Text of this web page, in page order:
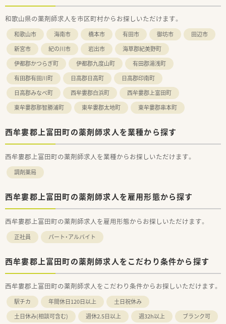
和歌山県の薬剤師求人を市区町村からお探しいただけます。
和歌山市 海南市 橋本市 有田市 御坊市
田辺市
新宮市
紀の川市 岩出市
海草郡紀美野町
伊都郡かつらぎ町
伊都郡九度山町
有田郡湯浅町
有田郡有田川町
日高郡日高町
日高郡印南町
日高郡みなべ町
西牟婁郡白浜町
西牟婁郡上富田町
東牟婁郡那智勝浦町
東牟婁郡太地町 東牟婁郡串本町
西牟婁郡上富田町の薬剤師求人を業種から探す
西牟婁郡上富田町の薬剤師求人を業種からお探しいただけます。
調剤薬局
西牟婁郡上富田町の薬剤師求人を雇用形態から探す
西牟婁郡上富田町の薬剤師求人を雇用形態からお探しいただけます。
正社員 パート・アルバイト
西牟婁郡上富田町の薬剤師求人をこだわり条件から探す
西牟婁郡上富田町の薬剤師求人をこだわり条件からお探しいただけます。
駅チカ 年間休日120日以上
土日祝休み
土日休み(相談可含む)
週休2.5日以上 週32h以上
ブランク可